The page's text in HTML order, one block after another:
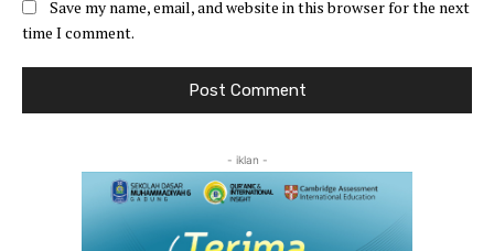
Save my name, email, and website in this browser for the next
time I comment.
- iklan -